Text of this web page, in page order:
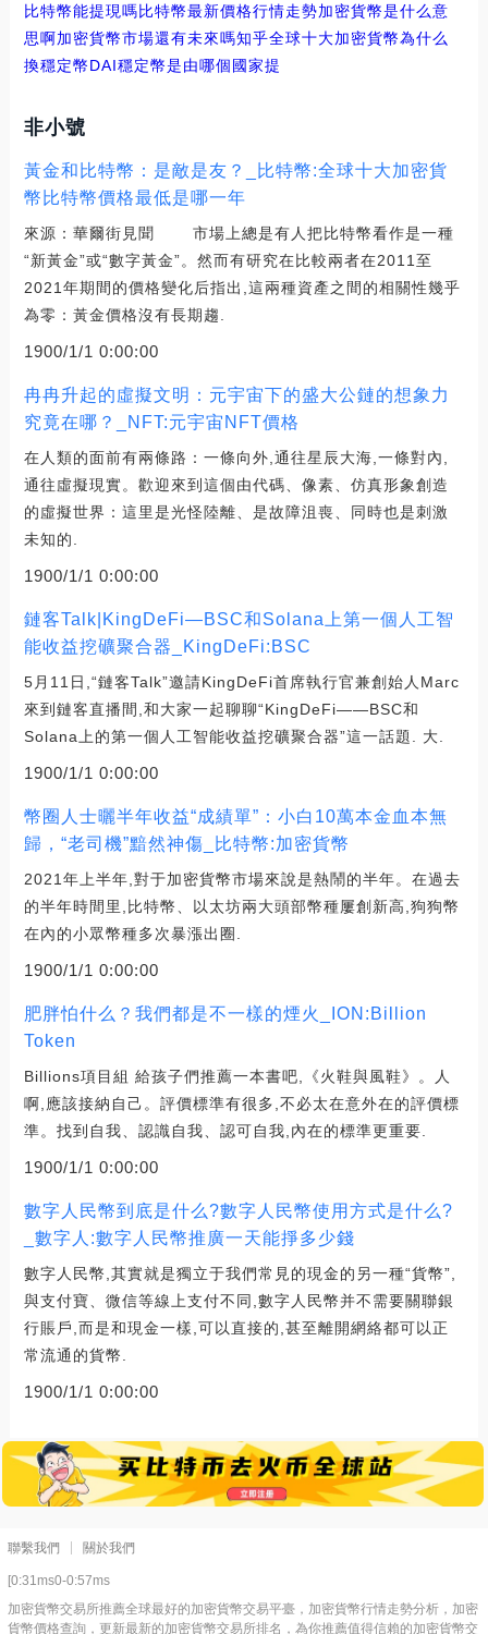
比特幣能提現嗎比特幣最新價格行情走勢加密貨幣是什么意
思啊加密貨幣市場還有未來嗎知乎全球十大加密貨幣為什么
換穩定幣DAI穩定幣是由哪個國家提
非小號
黃金和比特幣：是敵是友？_比特幣:全球十大加密貨
幣比特幣價格最低是哪一年
來源：華爾街見聞 市場上總是有人把比特幣看作是一種
“新黃金”或“數字黃金”。然而有研究在比較兩者在2011至
2021年期間的價格變化后指出,這兩種資產之間的相關性幾乎
為零：黃金價格沒有長期趨.
1900/1/1 0:00:00
冉冉升起的虛擬文明：元宇宙下的盛大公鏈的想象力
究竟在哪？_NFT:元宇宙NFT價格
在人類的面前有兩條路：一條向外,通往星辰大海,一條對內,
通往虛擬現實。歡迎來到這個由代碼、像素、仿真形象創造
的虛擬世界：這里是光怪陸離、是故障沮喪、同時也是刺激
未知的.
1900/1/1 0:00:00
鏈客Talk|KingDeFi—BSC和Solana上第一個人工智
能收益挖礦聚合器_KingDeFi:BSC
5月11日,“鏈客Talk”邀請KingDeFi首席執行官兼創始人Marc
來到鏈客直播間,和大家一起聊聊“KingDeFi——BSC和
Solana上的第一個人工智能收益挖礦聚合器”這一話題. 大.
1900/1/1 0:00:00
幣圈人士曬半年收益“成績單”：小白10萬本金血本無
歸，“老司機”黯然神傷_比特幣:加密貨幣
2021年上半年,對于加密貨幣市場來說是熱鬧的半年。在過去
的半年時間里,比特幣、以太坊兩大頭部幣種屢創新高,狗狗幣
在內的小眾幣種多次暴漲出圈.
1900/1/1 0:00:00
肥胖怕什么？我們都是不一樣的煙火_ION:Billion
Token
Billions項目組 給孩子們推薦一本書吧,《火鞋與風鞋》。人
啊,應該接納自己。評價標準有很多,不必太在意外在的評價標
準。找到自我、認識自我、認可自我,內在的標準更重要.
1900/1/1 0:00:00
數字人民幣到底是什么?數字人民幣使用方式是什么?
_數字人:數字人民幣推廣一天能掙多少錢
數字人民幣,其實就是獨立于我們常見的現金的另一種“貨幣”,
與支付寶、微信等線上支付不同,數字人民幣并不需要關聯銀
行賬戶,而是和現金一樣,可以直接的,甚至離開網絡都可以正
常流通的貨幣.
1900/1/1 0:00:00
聯繫我們 關於我們
[0:31ms0-0:57ms
加密貨幣交易所推薦全球最好的加密貨幣交易平臺，加密貨幣行情走勢分析，加密
貨幣價格查詢，更新最新的加密貨幣交易所排名，為你推薦值得信賴的加密貨幣交